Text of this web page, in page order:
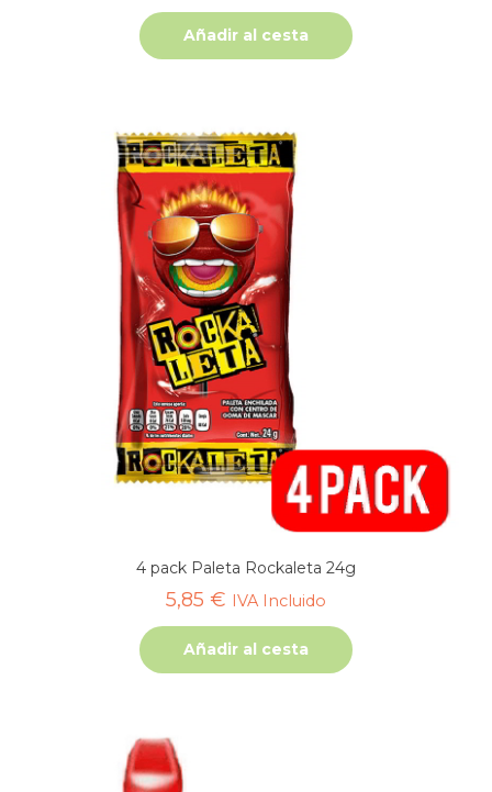
precio
original
precio
actual
Añadir al cesta
4 pack Paleta Rockaleta 24g
5,85 € IVA Incluido
Añadir al cesta